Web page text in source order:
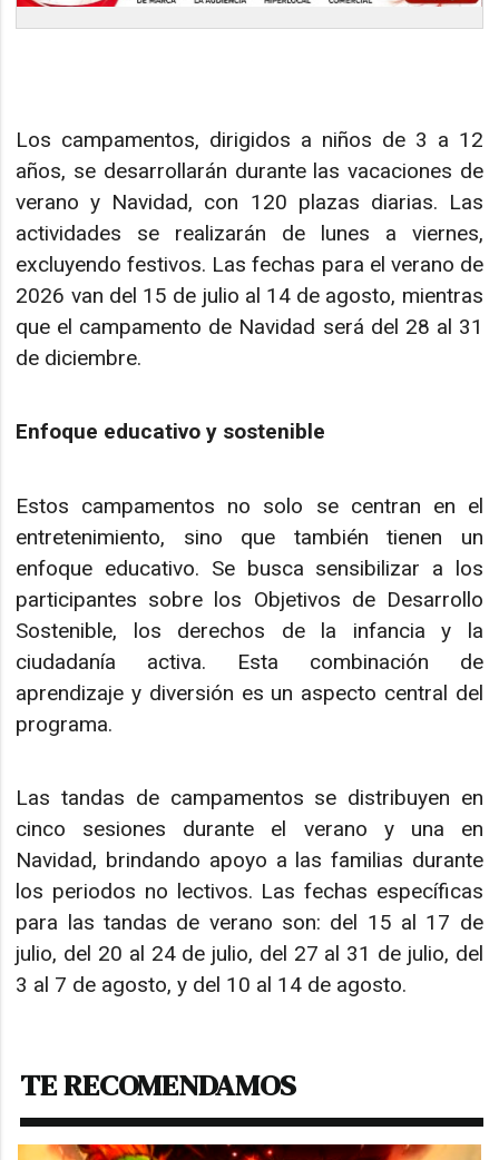
Los campamentos, dirigidos a niños de 3 a 12
años, se desarrollarán durante las vacaciones de
verano y Navidad, con 120 plazas diarias. Las
actividades se realizarán de lunes a viernes,
excluyendo festivos. Las fechas para el verano de
2026 van del 15 de julio al 14 de agosto, mientras
que el campamento de Navidad será del 28 al 31
de diciembre.
Enfoque educativo y sostenible
Estos campamentos no solo se centran en el
entretenimiento, sino que también tienen un
enfoque educativo. Se busca sensibilizar a los
participantes sobre los Objetivos de Desarrollo
Sostenible, los derechos de la infancia y la
ciudadanía activa. Esta combinación de
aprendizaje y diversión es un aspecto central del
programa.
Las tandas de campamentos se distribuyen en
cinco sesiones durante el verano y una en
Navidad, brindando apoyo a las familias durante
los periodos no lectivos. Las fechas específicas
para las tandas de verano son: del 15 al 17 de
julio, del 20 al 24 de julio, del 27 al 31 de julio, del
3 al 7 de agosto, y del 10 al 14 de agosto.
TE RECOMENDAMOS